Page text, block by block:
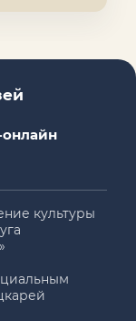
культуры